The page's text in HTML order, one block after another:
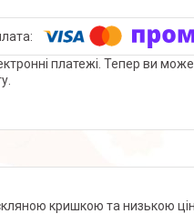
платежі. Тепер ви
кришкою та низькою